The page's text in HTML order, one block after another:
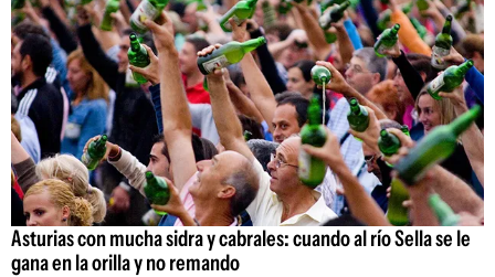
Asturias con mucha sidra y cabrales: cuando al río Sella se le
gana en la orilla y no remando